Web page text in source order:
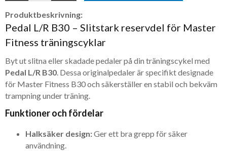
Produktbeskrivning:
Pedal L/R B30 – Slitstark reservdel för Master
Fitness träningscyklar
Byt ut slitna eller skadade pedaler på din träningscykel med
Pedal L/R B30. Dessa originalpedaler är specifikt designade
för Master Fitness B30 och säkerställer en stabil och bekväm
trampning under träning.
Funktioner och fördelar
Halksäker design:Ger ett bra grepp för säker
användning.